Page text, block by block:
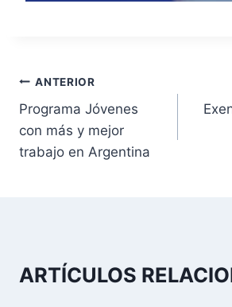
N
a
v
c
ANTERIOR
Programa Jóvenes
con más y mejor
trabajo en Argentina
ARTÍCULOS